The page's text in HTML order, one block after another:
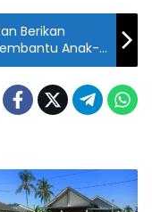
Berikan
Anak-
Jalan